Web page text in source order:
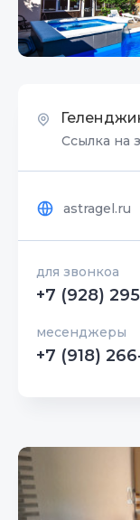
Ссылка на
astragel.ru
для звонкоа
+7 (928)
месенджеры
+7 (918)